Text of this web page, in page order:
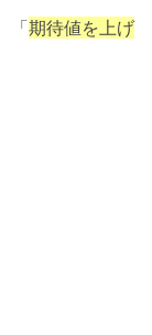
「期待値を上げ